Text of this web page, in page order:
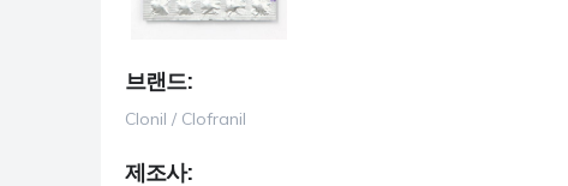
브랜드:
Clonil / Clofranil
제조사: